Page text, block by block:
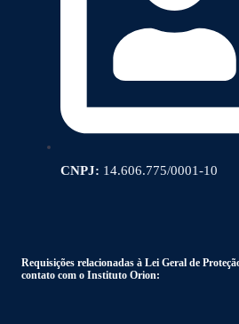
CNPJ: 14.606.775/0001-10
Requisições relacionadas à Lei Geral de
contato com o Instituto Orion: